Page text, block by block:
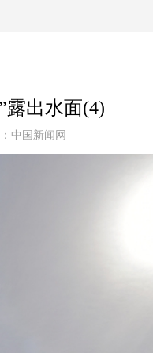
露出水面(4)
中国新闻网